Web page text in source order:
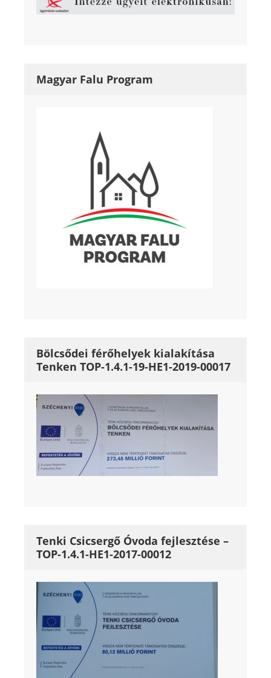
Magyar Falu Program
Bölcsődei férőhelyek kialakítása
Tenken TOP-1.4.1-19-HE1-2019-00017
Tenki Csicsergő Óvoda fejlesztése –
TOP-1.4.1-HE1-2017-00012